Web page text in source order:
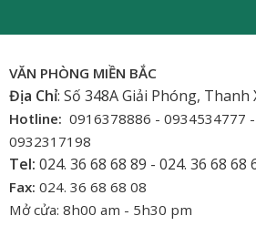
VĂN PHÒNG MIỀN BẮC
Địa Chỉ: Số 348A Giải Phóng, Thanh
Hotline: 0916378886 - 0934534777
0932317198
Tel: 024. 36 68 68 89 - 024. 36 68 68
Fax: 024. 36 68 68 08
Mở cửa: 8h00 am - 5h30 pm